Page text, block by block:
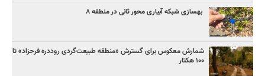
بهسازی شبکه آبیاری محور ثانی در منطقه ۸
شمارش معکوس برای گسترش «منطقه طبیعت‌گردی روددره فرحزاد» تا
۱۰۰ هکتار